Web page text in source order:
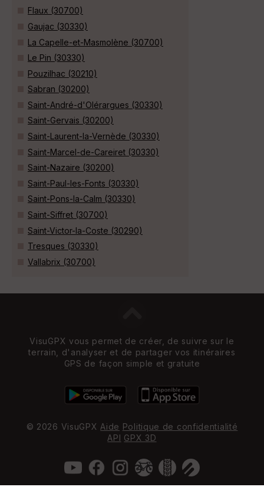
Flaux (30700)
Gaujac (30330)
La Capelle-et-Masmolène (30700)
Le Pin (30330)
Pouzilhac (30210)
Sabran (30200)
Saint-André-d'Olérargues (30330)
Saint-Gervais (30200)
Saint-Laurent-la-Vernède (30330)
Saint-Marcel-de-Careiret (30330)
Saint-Nazaire (30200)
Saint-Paul-les-Fonts (30330)
Saint-Pons-la-Calm (30330)
Saint-Siffret (30700)
Saint-Victor-la-Coste (30290)
Tresques (30330)
Vallabrix (30700)
VisuGPX vous permet de créer, de suivre sur le
terrain, d'analyser et de partager vos itinéraires
GPS de façon simple et gratuite
© 2026 VisuGPX Aide Politique de confidentialité
API GPX 3D